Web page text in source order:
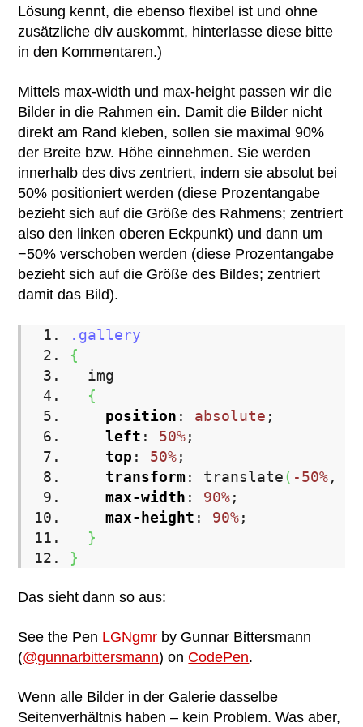
Lösung kennt, die ebenso flexibel ist und ohne
zusätzliche div auskommt, hinterlasse diese bitte
in den Kommentaren.)
Mittels max-width und max-height passen wir die
Bilder in die Rahmen ein. Damit die Bilder nicht
direkt am Rand kleben, sollen sie maximal 90%
der Breite bzw. Höhe einnehmen. Sie werden
innerhalb des divs zentriert, indem sie absolut bei
50% positioniert werden (diese Prozentangabe
bezieht sich auf die Größe des Rahmens; zentriert
also den linken oberen Eckpunkt) und dann um
−50% verschoben werden (diese Prozentangabe
bezieht sich auf die Größe des Bildes; zentriert
damit das Bild).
.gallery
{
img
{
position : absolute ;
left : 50%;
top : 50%;
transform: translate( -50%,
max-width : 90%;
max-height : 90%;
}
}
Das sieht dann so aus:
See the Pen LGNgmr by Gunnar Bittersmann
(@gunnarbittersmann) on CodePen.
Wenn alle Bilder in der Galerie dasselbe
Seitenverhältnis haben – kein Problem. Was aber,